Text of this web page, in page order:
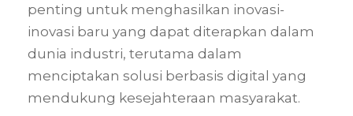
penting untuk menghasilkan inovasi-
inovasi baru yang dapat diterapkan dalam
dunia industri, terutama dalam
menciptakan solusi berbasis digital yang
mendukung kesejahteraan masyarakat.